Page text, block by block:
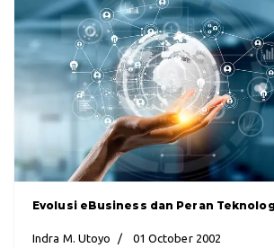
Evolusi eBusiness dan Peran
Indra M. Utoyo 01 October 2002